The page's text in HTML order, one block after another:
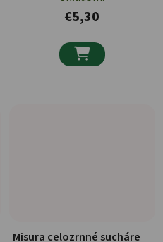
€5,30

Misura celozrnné sucháre